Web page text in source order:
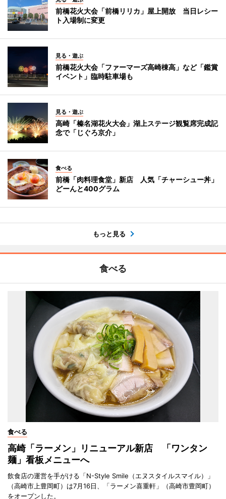
前橋花火大会「前橋リリカ」屋上開放 当日レシー
ト入場制に変更
見る・遊ぶ
前橋花火大会「ファーマーズ高崎棟高」など「鑑賞
イベント」臨時駐車場も
見る・遊ぶ
高崎「榛名湖花火大会」湖上ステージ観覧席完成記
念で「じぐろ京介」
食べる
前橋「肉料理食堂」新店 人気「チャーシュー丼」
どーんと400グラム
もっと見る
食べる
食べる
高崎「ラーメン」リニューアル新店 「ワンタン
麺」看板メニューへ
飲食店の運営を手がける「N-Style Smile（エヌスタイルスマイル）」
（高崎市上豊岡町）は7月16日、「ラーメン喜重軒」（高崎市豊岡町）
をオープンした。